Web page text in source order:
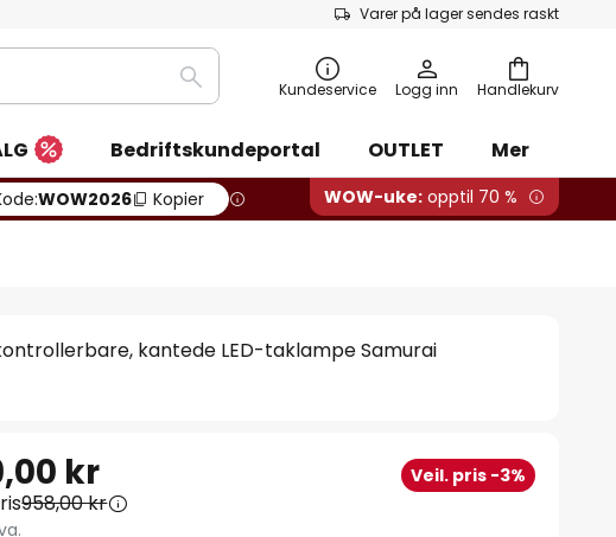
Varer på lager sendes raskt
Handlekurv
Søk Kundeservice Logg inn
Bedriftskundeportal OUTLET
Mer
WOW2026 Kopier WOW-uke: opptil 70 %
kantede LED-taklampe Samurai
kr Veil. pris -3%
958,00 kr